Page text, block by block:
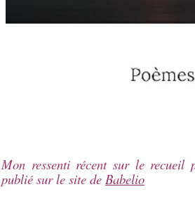
Mon ressenti récent sur le recueil
publié sur le site de Babelio